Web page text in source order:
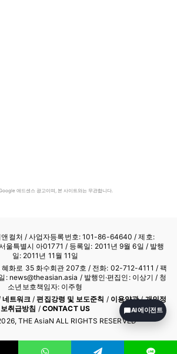
애드센스 광고이며, 본 사이트와는 무관합니다.
앤컬처 /사업자등록번호: 101-86-64640 / 제호:
울특별시 아01771 / 등록일: 2011년 9월 6일 / 발행
일: 2011년 11월 11일
혜화로 35 화수회관 207호 / 전화: 02-712-4111 / 팩
: news@theasian.asia / 발행인·편집인: 이상기 / 청
소년보호책임자: 이주형
네트워크 /편집강령 및 보도준칙 / 이용약관/개인정
보취급방침 / CONTACT US
, THE AsiaN ALL RIGHTS RESERVED
AI 에이전트